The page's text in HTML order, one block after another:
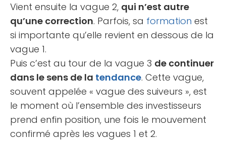
Vient ensuite la vague 2, qui n’est autre
qu’une correction. Parfois, sa formation est
si importante qu’elle revient en dessous de la
vague 1.
Puis c’est au tour de la vague 3 de continuer
dans le sens de la tendance. Cette vague,
souvent appelée « vague des suiveurs », est
le moment où l’ensemble des investisseurs
prend enfin position, une fois le mouvement
confirmé après les vagues 1 et 2.